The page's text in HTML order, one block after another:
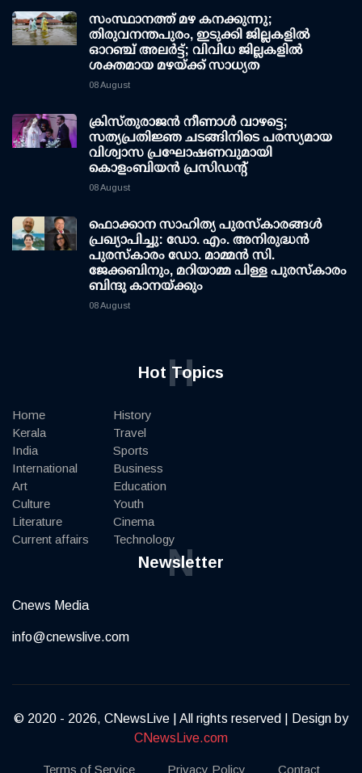
സംസ്ഥാനത്ത് മഴ കനക്കുന്നു;
തിരുവനന്തപുരം, ഇടുക്കി ജില്ലകളിൽ
ഓറഞ്ച് അലർട്ട്; വിവിധ ജില്ലകളിൽ
ശക്തമായ മഴയ്ക്ക് സാധ്യത
08 August
ക്രിസ്തുരാജൻ നീണാൾ വാഴട്ടെ;
സത്യപ്രതിജ്ഞ ചടങ്ങിനിടെ പരസ്യമായ
വിശ്വാസ പ്രഘോഷണവുമായി
കൊളംബിയൻ പ്രസിഡന്റ്
08 August
ഫൊക്കാന സാഹിത്യ പുരസ്‌കാരങ്ങള്‍
പ്രഖ്യാപിച്ചു: ഡോ. എം. അനിരുദ്ധന്‍
പുരസ്‌കാരം ഡോ. മാമ്മന്‍ സി.
ജേക്കബിനും, മറിയാമ്മ പിള്ള പുരസ്‌കാരം
ബിന്ദു കാനയ്ക്കും
08 August
Hot Topics
H
Home
Kerala
India
International
Art
Culture
Literature
Current affairs
History
Travel
Sports
Business
Education
Youth
Cinema
Technology
Newsletter
N
Cnews Media
info@cnewslive.com
© 2020 - 2026, CNewsLive | All rights reserved | Design by
CNewsLive.com
Terms of Service Privacy Policy Contact